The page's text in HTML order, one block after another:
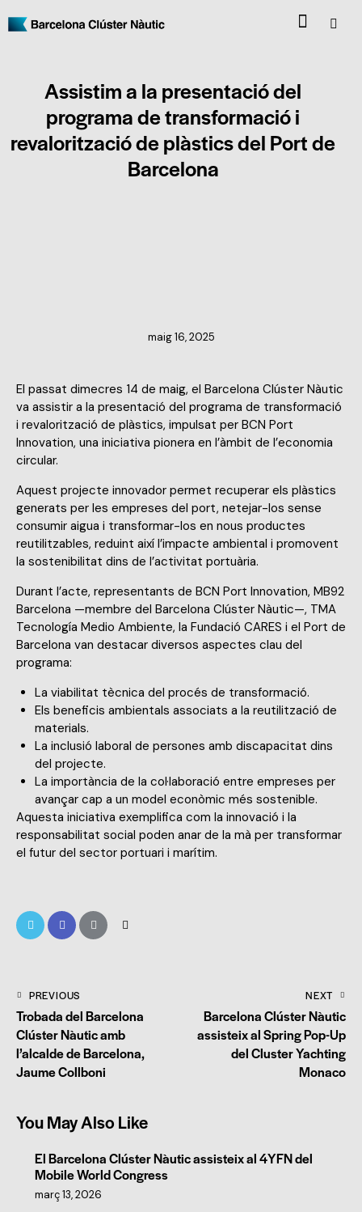
Assistim a la presentació del
programa de transformació i
revalorització de plàstics del Port de
Barcelona
maig 16, 2025
El passat dimecres 14 de maig, el Barcelona Clúster Nàutic
va assistir a la presentació del programa de transformació
i revalorització de plàstics, impulsat per BCN Port
Innovation, una iniciativa pionera en l’àmbit de l’economia
circular.
Aquest projecte innovador permet recuperar els plàstics
generats per les empreses del port, netejar-los sense
consumir aigua i transformar-los en nous productes
reutilitzables, reduint així l’impacte ambiental i promovent
la sostenibilitat dins de l’activitat portuària.
Durant l’acte, representants de BCN Port Innovation, MB92
Barcelona —membre del Barcelona Clúster Nàutic—, TMA
Tecnología Medio Ambiente, la Fundació CARES i el Port de
Barcelona van destacar diversos aspectes clau del
programa:
La viabilitat tècnica del procés de transformació.
Els beneficis ambientals associats a la reutilització de
materials.
La inclusió laboral de persones amb discapacitat dins
del projecte.
La importància de la col·laboració entre empreses per
avançar cap a un model econòmic més sostenible.
Aquesta iniciativa exemplifica com la innovació i la
responsabilitat social poden anar de la mà per transformar
el futur del sector portuari i marítim.
PREVIOUS
Trobada del Barcelona
Clúster Nàutic amb
l’alcalde de Barcelona,
Jaume Collboni
NEXT
Barcelona Clúster Nàutic
assisteix al Spring Pop-Up
del Cluster Yachting
Monaco
You May Also Like
El Barcelona Clúster Nàutic assisteix al 4YFN del
Mobile World Congress
març 13, 2026